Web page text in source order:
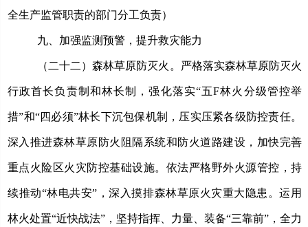
全生产监管职责的部门分工负责）
九、加强监测预警，提升救灾能力
（二十二）森林草原防灭火。 严格落实森林草原防灭火
行政首长负责制和林长制，强化落实“五F林火分级管控举
措”和“四必须”林长下沉包保机制，压实压紧各级防控责任。
深入推进森林草原防火阻隔系统和防火道路建设，加快完善
重点火险区火灾防控基础设施。依法严格野外火源管控，持
续推动“林电共安”，深入摸排森林草原火灾重大隐患。运用
林火处置“近快战法”，坚持指挥、力量、装备“三靠前”，全力